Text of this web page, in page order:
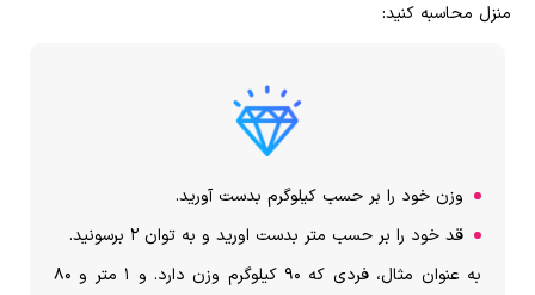
منزل محاسبه کنید:
وزن خود را بر حسب کیلوگرم بدست آورید.
قد خود را بر حسب متر بدست اورید و به توان 2 برسونید.
به عنوان مثال، فردی که 90 کیلوگرم وزن دارد. و 1 متر و 80